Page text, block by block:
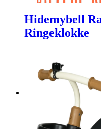
Hidemybell
Ringeklokke